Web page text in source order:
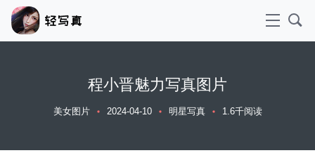
程小晋魅力写真图片
美女图片 2024-04-10 明星写真 1.6千阅读